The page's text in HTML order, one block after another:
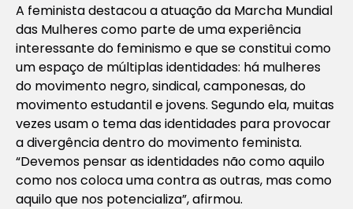
A feminista destacou a atuação da Marcha Mundial
das Mulheres como parte de uma experiência
interessante do feminismo e que se constitui como
um espaço de múltiplas identidades: há mulheres
do movimento negro, sindical, camponesas, do
movimento estudantil e jovens. Segundo ela, muitas
vezes usam o tema das identidades para provocar
a divergência dentro do movimento feminista.
“Devemos pensar as identidades não como aquilo
como nos coloca uma contra as outras, mas como
aquilo que nos potencializa”, afirmou.